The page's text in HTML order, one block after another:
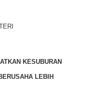
KESUBURAN
LEBIH